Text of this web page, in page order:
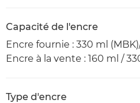
Capacité de l'encre
Encre fournie : 330 ml
Encre à la vente : 160 ml /
Type d'encre